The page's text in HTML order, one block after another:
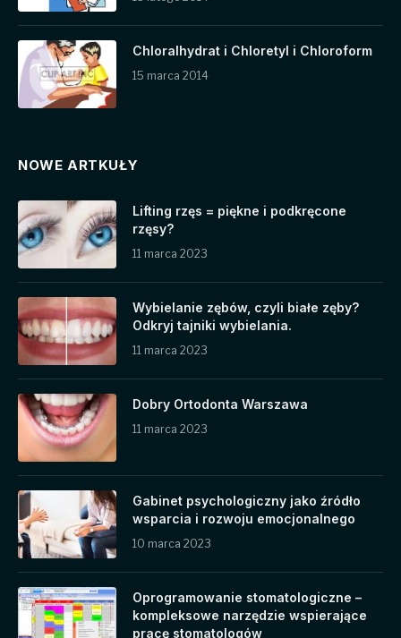
Chloralhydrat i Chloretyl i Chloroform
15 marca 2014
NOWE ARTKUŁY
Lifting rzęs = piękne i podkręcone
rzęsy?
11 marca 2023
Wybielanie zębów, czyli białe zęby?
Odkryj tajniki wybielania.
11 marca 2023
Dobry Ortodonta Warszawa
11 marca 2023
Gabinet psychologiczny jako źródło
wsparcia i rozwoju emocjonalnego
10 marca 2023
Oprogramowanie stomatologiczne –
kompleksowe narzędzie wspierające
pracę stomatologów